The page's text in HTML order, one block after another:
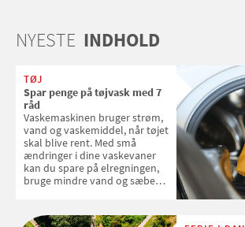
NYESTE INDHOLD
TØJ
Spar penge på tøjvask med 7
råd
Vaskemaskinen bruger strøm,
vand og vaskemiddel, når tøjet
skal blive rent. Med små
ændringer i dine vaskevaner
kan du spare på elregningen,
bruge mindre vand og sæbe
enkle råd til at spare penge på